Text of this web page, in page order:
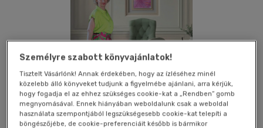
Személyre szabott könyvajánlatok!
Tisztelt Vásárlónk! Annak érdekében, hogy az ízléséhez minél
közelebb álló könyveket tudjunk a figyelmébe ajánlani, arra kérjük,
hogy fogadja el az ehhez szükséges cookie-kat a „Rendben” gomb
megnyomásával. Ennek hiányában weboldalunk csak a weboldal
használata szempontjából legszükségesebb cookie-kat telepíti a
böngészőjébe, de cookie-preferenciáit később is bármikor